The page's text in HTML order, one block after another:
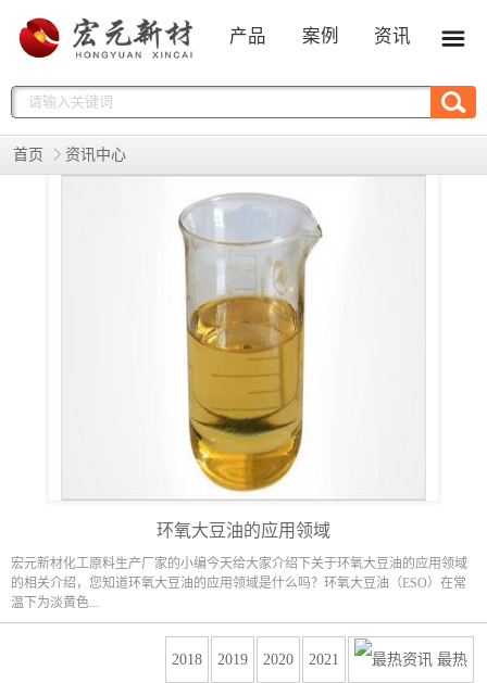
产品 案例 资讯
首页 资讯中心
环氧大豆油的应用领域
宏元新材化工原料生产厂家的小编今天给大家介绍下关于环氧大豆油的应用领域
的相关介绍，您知道环氧大豆油的应用领域是什么吗？环氧大豆油（ESO）在常
温下为淡黄色...
2018 2019 2020 2021 最热